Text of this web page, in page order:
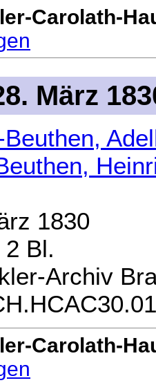
Carolath-
März
1830
Bl.
Archiv
Carolath-